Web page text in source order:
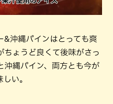
&沖縄パインはとっても爽
ちょうど良くて後味がさっ
沖縄パイン、両方とも今が
い。